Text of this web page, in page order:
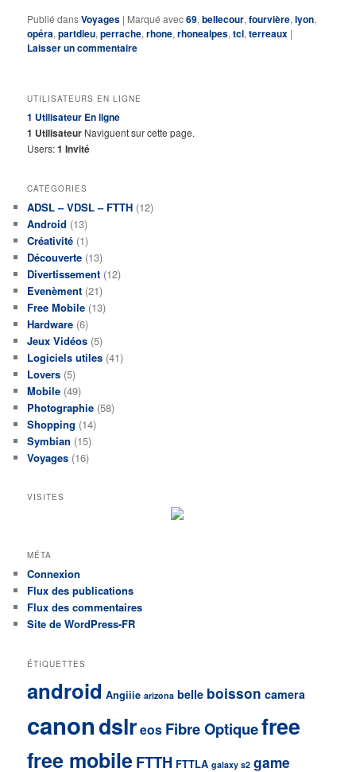
Publié dansVoyages | Marqué avec69,bellecour,fourvière,lyon,
opéra,partdieu,perrache,rhone,rhonealpes,tcl,terreaux |
Laisser un commentaire
UTILISATEURS EN LIGNE
1 Utilisateur En ligne
1 Utilisateur Naviguent sur cette page.
Users:1 Invité
CATÉGORIES
ADSL – VDSL – FTTH (12)
Android (13)
Créativité (1)
Découverte (13)
Divertissement (12)
Evenèment (21)
Free Mobile (13)
Hardware (6)
Jeux Vidéos (5)
Logiciels utiles (41)
Lovers (5)
Mobile (49)
Photographie (58)
Shopping (14)
Symbian (15)
Voyages (16)
VISITES
MÉTA
Connexion
Flux des publications
Flux des commentaires
Site de WordPress-FR
ÉTIQUETTES
android Angiiie arizona belle boisson camera
canondslreos Fibre Optiquefree
free mobileFTTH FTTLA galaxy s2 game